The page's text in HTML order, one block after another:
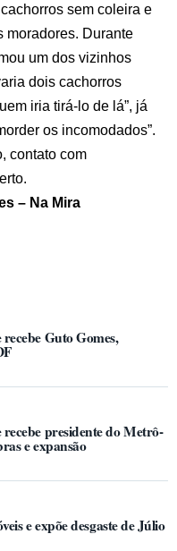
sem coleira e
moradores. Durante
um dos vizinhos
dois cachorros
iria tirá-lo de lá”, já
os incomodados”.
contato com
– Na Mira
Guto Gomes,
presidente do Metrô-
e expansão
e expõe desgaste de Júlio